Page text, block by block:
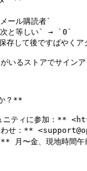
して後ですばやくア
るストアでサインア
？**
ニティに参加：**
わせ：**
〜金、現地時間午